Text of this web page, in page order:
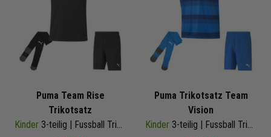
Puma Team Rise
Trikotsatz
Kinder 3-teilig | Fussball Trikot Fussballshort Core Sockenstutzen | Fussball Trikot Set
Puma Trikotsatz Team
Vision
Kinder 3-teilig | Fussball Trikot Fussballshort Core Sockenstutzen | Fussball Trikot Set